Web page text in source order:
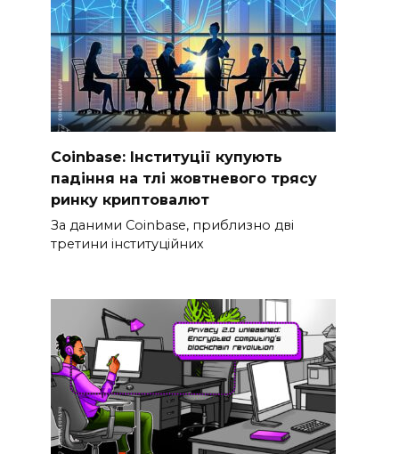
Coinbase: Інституції купують
падіння на тлі жовтневого трясу
ринку криптовалют
За даними Coinbase, приблизно дві
третини інституційних